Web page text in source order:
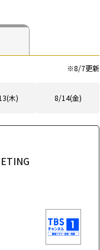
※8/7更新
木) 8/14(金)